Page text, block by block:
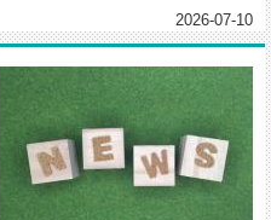
2026-07-10